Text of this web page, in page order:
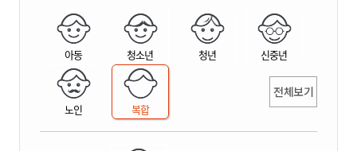
아동 청소년 청년 신중년
노인 복합
전체보기